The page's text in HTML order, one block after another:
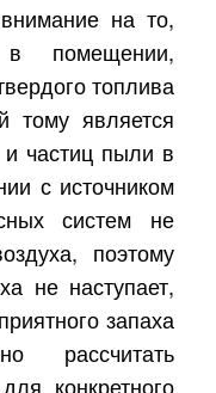
на то,
помещении,
топлива
тому является
и частиц пыли в
с источником
систем не
поэтому
не наступает,
запаха
рассчитать
конкретного